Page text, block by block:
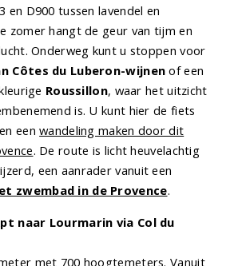
en D900 tussen lavendel en
zomer hangt de geur van tijm en
Onderweg kunt u stoppen voor
Côtes du Luberon-wijnen of een
Roussillon, waar het uitzicht
is. U kunt hier de fiets
eenwandeling maken door dit
. De route is licht heuvelachtig
een aanrader vanuit een
zwembad in de Provence.
naar Lourmarin via Col du
met 700 hoogtemeters. Vanuit